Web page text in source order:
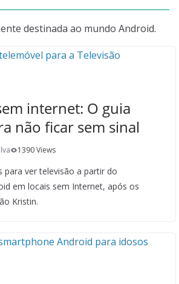
destinada ao mundo Android.
internet: O guia
não ficar sem sinal
1390 Views
para ver televisão a partir do
em locais sem Internet, após os
Kristin.